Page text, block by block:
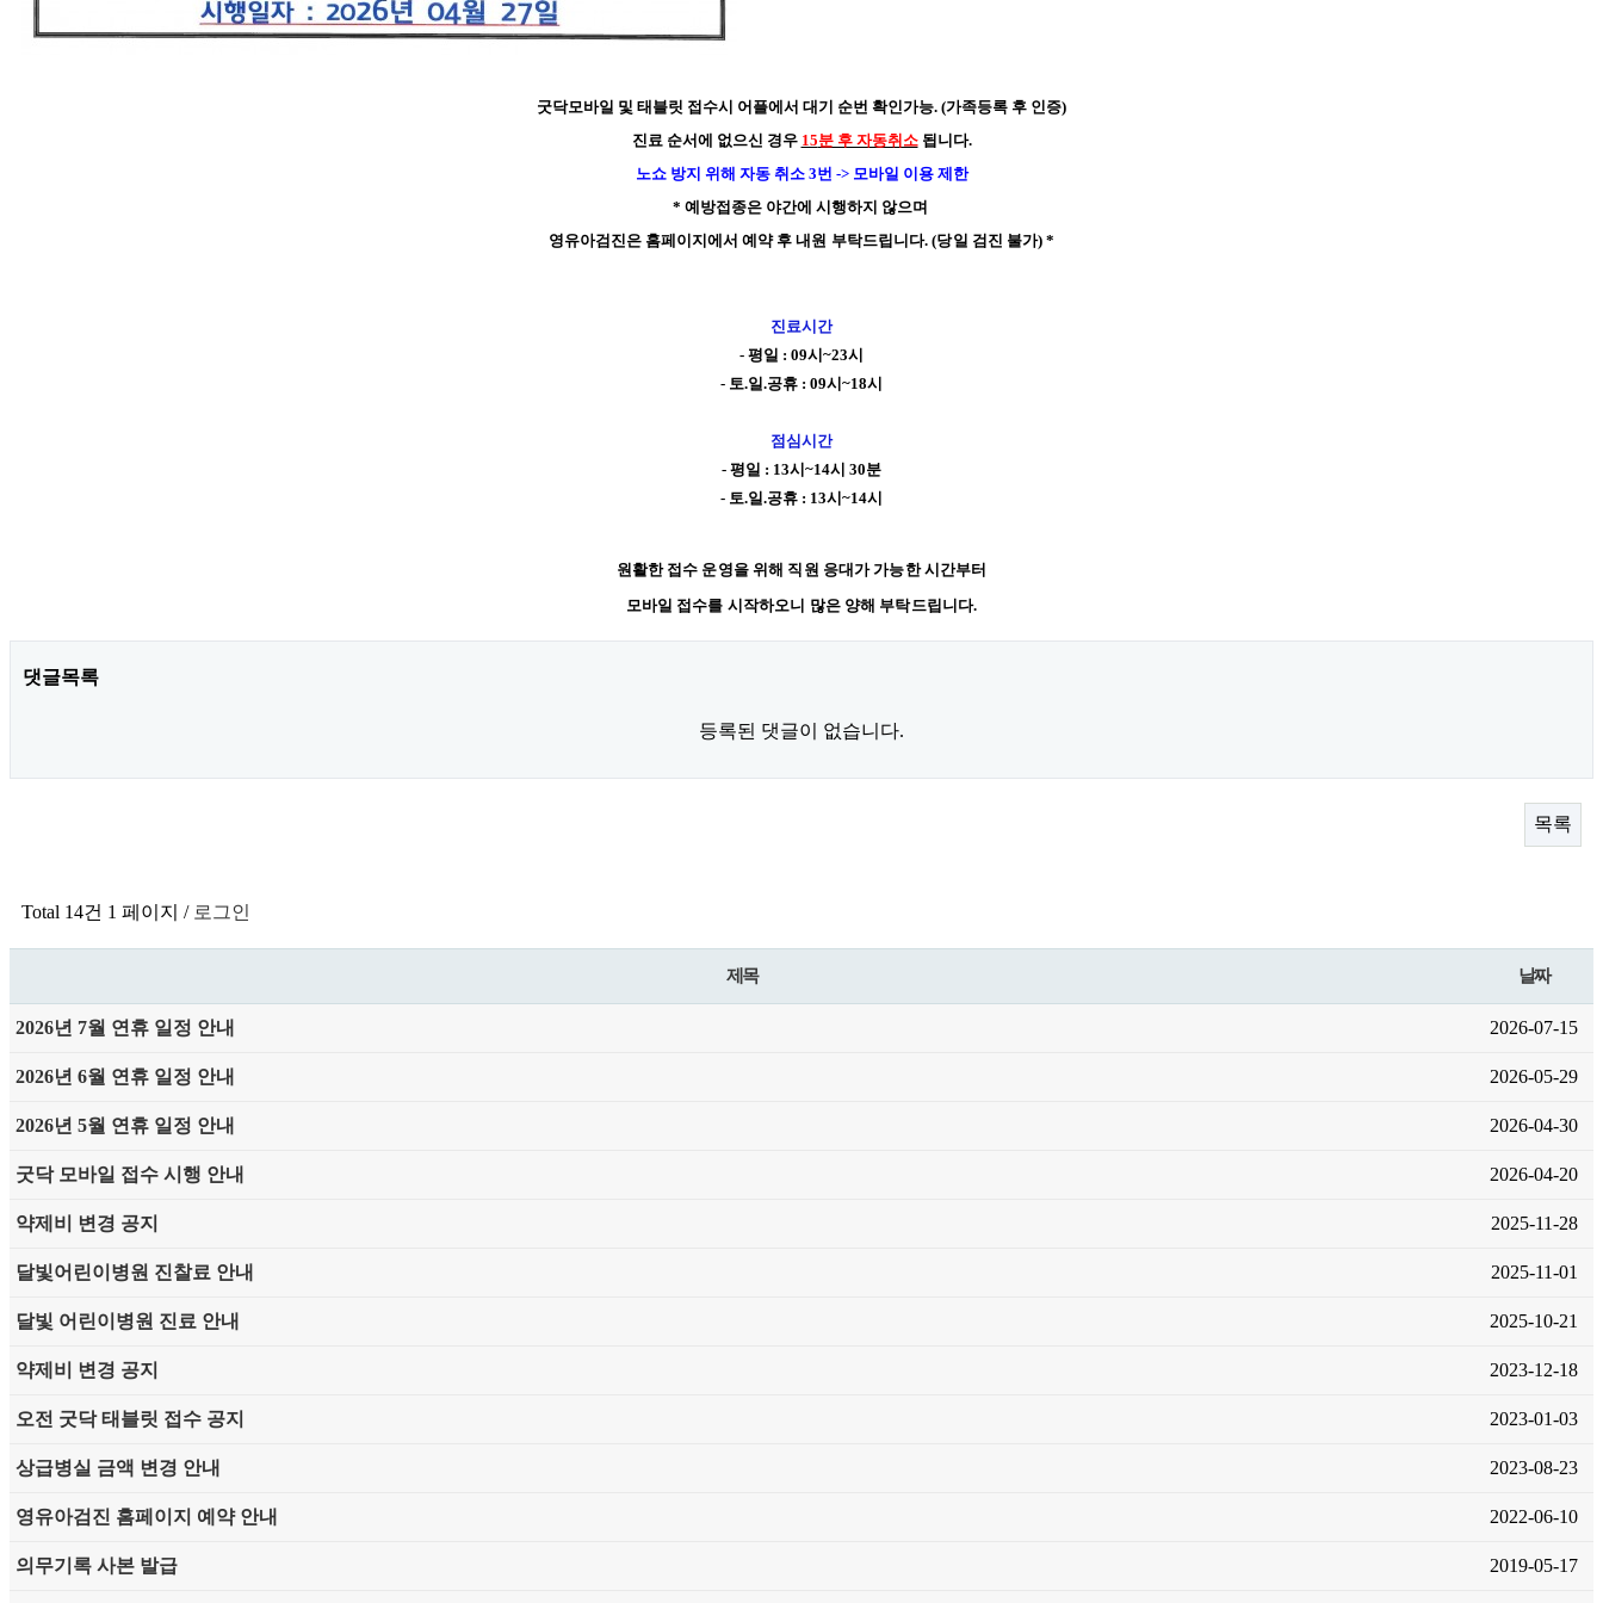
굿닥모바일 및 태블릿 접수시 어플에서 대기 순번 확인가능. (가족등록 후 인증)
진료 순서에 없으신 경우 15분 후 자동취소 됩니다.
노쇼 방지 위해 자동 취소 3번 -> 모바일 이용 제한
* 예방접종은 야간에 시행하지 않으며
영유아검진은 홈페이지에서 예약 후 내원 부탁드립니다. (당일 검진 불가) *
진료시간
- 평일 : 09시~23시
- 토.일.공휴 : 09시~18시
점심시간
- 평일 : 13시~14시 30분
- 토.일.공휴 : 13시~14시
원활한 접수 운영을 위해 직원 응대가 가능한 시간부터
모바일 접수를 시작하오니 많은 양해 부탁드립니다.
댓글목록
등록된 댓글이 없습니다.
목록
Total 14건 1 페이지 / 로그인
제목 날짜
2026년 7월 연휴 일정 안내 2026-07-15
2026년 6월 연휴 일정 안내 2026-05-29
2026년 5월 연휴 일정 안내 2026-04-30
굿닥 모바일 접수 시행 안내 2026-04-20
약제비 변경 공지 2025-11-28
달빛어린이병원 진찰료 안내 2025-11-01
달빛 어린이병원 진료 안내 2025-10-21
약제비 변경 공지 2023-12-18
오전 굿닥 태블릿 접수 공지 2023-01-03
상급병실 금액 변경 안내 2023-08-23
영유아검진 홈페이지 예약 안내 2022-06-10
의무기록 사본 발급 2019-05-17